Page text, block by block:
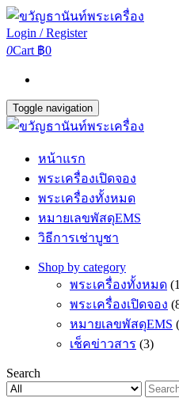
Login / Register
0Cart ฿0
Toggle navigation
หน้าแรก
พระเครื่องเปิดจอง
พระเครื่องทั้งหมด
หมายเลขพัสดุEMS
วิธีการเช่าบูชา
Shop by category
พระเครื่องทั้งหมด
พระเครื่องเปิดจอง
หมายเลขพัสดุEMS
เช็คข่าวสาร (3)
Search